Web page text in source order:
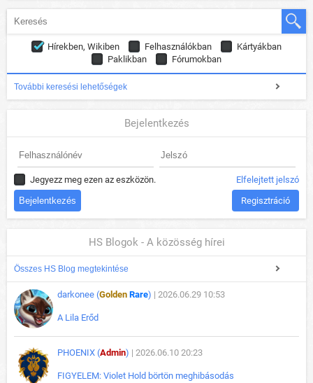
Hírekben, Wikiben Felhasználókban
Kártyákban
Paklikban
Fórumokban
További keresési lehetőségek
Bejelentkezés
Jegyezz meg ezen az eszközön. Elfelejtett jelszó
Regisztráció
HS Blogok - A közösség hírei
Összes HS Blog megtekintése
darkonee (Golden Rare) | 2026.06.29 10:53
A Lila Erőd
PHOENIX (Admin) | 2026.06.10 20:23
FIGYELEM: Violet Hold börtön meghibásodás